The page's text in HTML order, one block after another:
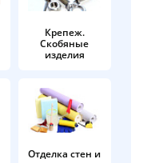
Крепеж.
Скобяные
изделия
Отделка стен и